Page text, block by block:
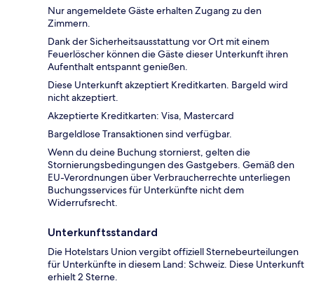
Nur angemeldete Gäste erhalten Zugang zu den
Zimmern.
Dank der Sicherheitsausstattung vor Ort mit einem
Feuerlöscher können die Gäste dieser Unterkunft ihren
Aufenthalt entspannt genießen.
Diese Unterkunft akzeptiert Kreditkarten. Bargeld wird
nicht akzeptiert.
Akzeptierte Kreditkarten: Visa, Mastercard
Bargeldlose Transaktionen sind verfügbar.
Wenn du deine Buchung stornierst, gelten die
Stornierungsbedingungen des Gastgebers. Gemäß den
EU-Verordnungen über Verbraucherrechte unterliegen
Buchungsservices für Unterkünfte nicht dem
Widerrufsrecht.
Unterkunftsstandard
Die Hotelstars Union vergibt offiziell Sternebeurteilungen
für Unterkünfte in diesem Land: Schweiz. Diese Unterkunft
erhielt 2 Sterne.